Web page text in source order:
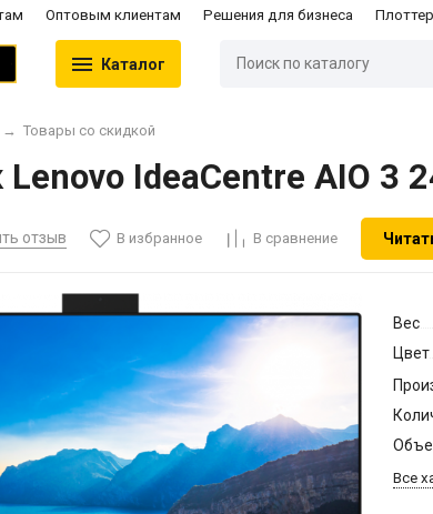
Оптовым клиентам Решения для бизнеса
Каталог
→ Товары со скидкой
IdeaCentre AIO 3
отзыв В избранное В сравнение
Вес
Цвет
Все